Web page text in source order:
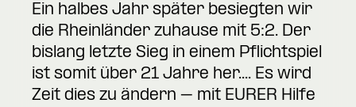
Ein halbes Jahr später besiegten wir
die Rheinländer zuhause mit 5:2. Der
bislang letzte Sieg in einem Pflichtspiel
ist somit über 21 Jahre her.... Es wird
Zeit dies zu ändern – mit EURER Hilfe